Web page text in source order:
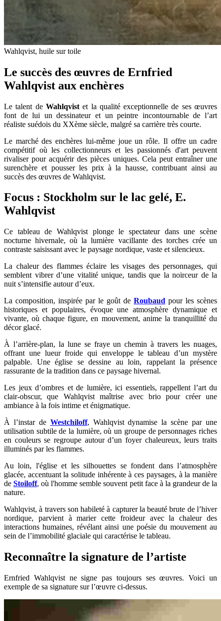
Wahlqvist, huile sur toile
Le succès des œuvres de Ernfried
Wahlqvist aux enchères
Le talent de Wahlqvistet la qualité exceptionnelle de ses œuvres
font de lui un dessinateur et un peintre incontournable de l’art
réaliste suédois du XXème siècle, malgré sa carrière très courte.
Le marché des enchères lui-même joue un rôle. Il offre un cadre
compétitif où les collectionneurs et les passionnés d'art peuvent
rivaliser pour acquérir des pièces uniques. Cela peut entraîner une
surenchère et pousser les prix à la hausse, contribuant ainsi au
succès des œuvres de Wahlqvist.
Focus : Stockholm sur le lac gelé, E.
Wahlqvist
Ce tableau de Wahlqvist plonge le spectateur dans une scène
nocturne hivernale, où la lumière vacillante des torches crée un
contraste saisissant avec le paysage nordique, vaste et silencieux.
La chaleur des flammes éclaire les visages des personnages, qui
semblent vibrer d’une vitalité unique, tandis que la noirceur de la
nuit s’intensifie autour d’eux.
La composition, inspirée par le goût de Roubaud pour les scènes
historiques et populaires, évoque une atmosphère dynamique et
vivante, où chaque figure, en mouvement, anime la tranquillité du
décor glacé.
À l’arrière-plan, la lune se fraye un chemin à travers les nuages,
offrant une lueur froide qui enveloppe le tableau d’un mystère
palpable. Une église se dessine au loin, rappelant la présence
rassurante de la tradition dans ce paysage hivernal.
Les jeux d’ombres et de lumière, ici essentiels, rappellent l’art du
clair-obscur, que Wahlqvist maîtrise avec brio pour créer une
ambiance à la fois intime et énigmatique.
À l’instar de Westchiloff, Wahlqvist dynamise la scène par une
utilisation subtile de la lumière, où un groupe de personnages riches
en couleurs se regroupe autour d’un foyer chaleureux, leurs traits
illuminés par les flammes.
Au loin, l'église et les silhouettes se fondent dans l’atmosphère
glacée, accentuant la solitude inhérente à ces paysages, à la manière
deStoiloff, où l'homme semble souvent petit face à la grandeur de la
nature.
Wahlqvist, à travers son habileté à capturer la beauté brute de l’hiver
nordique, parvient à marier cette froideur avec la chaleur des
interactions humaines, révélant ainsi une poésie du mouvement au
sein de l’immobilité glaciale qui caractérise le tableau.
Reconnaître la signature de l’artiste
Ernfried Wahlqvist ne signe pas toujours ses œuvres. Voici un
exemple de sa signature sur l’œuvre ci-dessus.